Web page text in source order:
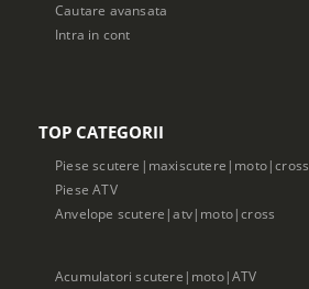
Cautare avansata
Intra in cont
TOP CATEGORII
Piese scutere|maxiscutere|moto|cross
Piese ATV
Anvelope scutere|atv|moto|cross
Acumulatori scutere|moto|ATV